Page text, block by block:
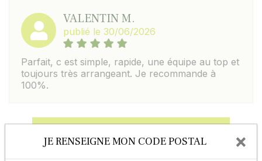
VALENTIN M.
publié le 30/06/2026
Parfait, c est simple, rapide, une équipe au top et
toujours très arrangeant. Je recommande à
100%.
JE RENSEIGNE MON CODE POSTAL ×